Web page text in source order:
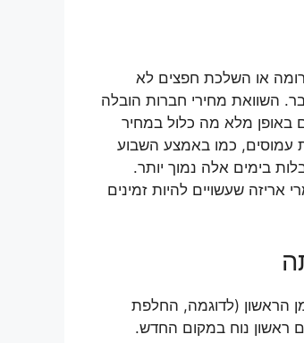
או השלכת חפצים לא
השוואת מחירי חברות הובלה
באופן מלא מה כלול במחיר
עמוסים, כמו באמצע השבוע
בימים אלה נמוך יותר.
אריזה שעשויים להיות זמינים
הראשון (לדוגמה, החלפת
ראשון נוח במקום החדש.